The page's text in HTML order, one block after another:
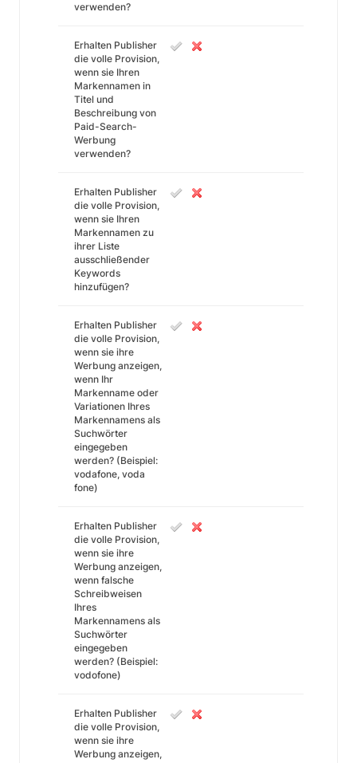
verwenden?
Erhalten Publisher
die volle Provision,
wenn sie Ihren
Markennamen in
Titel und
Beschreibung von
Paid-Search-
Werbung
verwenden?
Erhalten Publisher
die volle Provision,
wenn sie Ihren
Markennamen zu
ihrer Liste
ausschließender
Keywords
hinzufügen?
Erhalten Publisher
die volle Provision,
wenn sie ihre
Werbung anzeigen,
wenn Ihr
Markenname oder
Variationen Ihres
Markennamens als
Suchwörter
eingegeben
werden? (Beispiel:
vodafone, voda
fone)
Erhalten Publisher
die volle Provision,
wenn sie ihre
Werbung anzeigen,
wenn falsche
Schreibweisen
Ihres
Markennamens als
Suchwörter
eingegeben
werden? (Beispiel:
vodofone)
Erhalten Publisher
die volle Provision,
wenn sie ihre
Werbung anzeigen,